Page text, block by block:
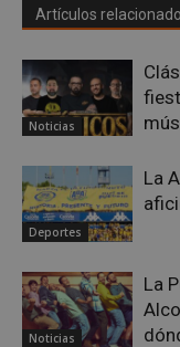
Artículos
Noticias
Deportes
La
Noticias
La